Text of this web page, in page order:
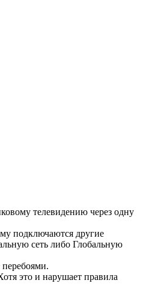
телевидению через одну
подключаются другие
сеть либо Глобальную
это и нарушает правила